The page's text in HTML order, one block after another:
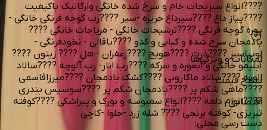
????انواع سبزیجات خام و سرخ شده خانگی و‌ارگانیک باکیفیت
????پیاز داغ ????سیرداغ حریره -سیر ????رب گوجه فرنگی خانگی -
پوره گوجه فرنگی ????ترشیجات خانگی - مرباجات خانگی ????
بادمجان سرخ شده و کبابی و کدو ????باقالی - نخودفرنگی -
لوبیاسبز ????ذرت ????هویج ????زعفران - هل ???? زیتون ????
آبلیمو خانگی و آبغوره و سرکه ????رب انار- رب آلوچه ????سالاد
الویه ????سالاد ماکارونی ????کشک بادمجان ????میرزاقاسمی
????ماهی شکم پر ????بادمجان شکم پر ????سوسیس بندری
????انوام دلمه ????انواع سمبوسه و بورک و پیراشکی ????کوفته
تبریزی- کوفته برنجی ???? شله زرد -حلوا -کاچی
امکانات و ویژگی‌ها
سطح قیمت:
اقتصادی
دست رسی محلی: